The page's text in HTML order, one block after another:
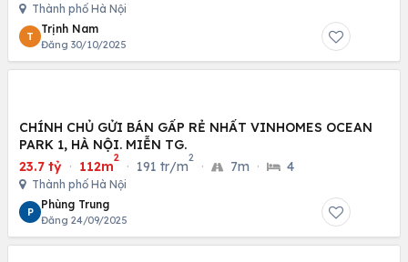
Thành phố Hà Nội
T
Trịnh Nam
Đăng 30/10/2025
CHÍNH CHỦ GỬI BÁN GẤP RẺ NHẤT VINHOMES OCEAN
PARK 1, HÀ NỘI. MIỄN TG.
23.7 tỷ · 112m
2
· 191 tr/m
2
· 7m · 4
Thành phố Hà Nội
P
Phùng Trung
Đăng 24/09/2025